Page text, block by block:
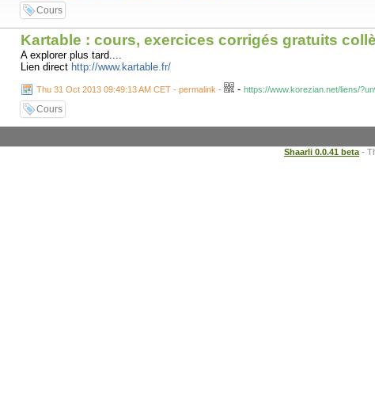
Cours
Kartable : cours, exercices corrigés gratuits
A explorer plus tard....
Lien direct http://www.kartable.fr/
Thu 31 Oct 2013 09:49:13 AM CET - permalink - - https://www.korezian.net/liens/
Cours
Shaarli 0.0.41 beta -